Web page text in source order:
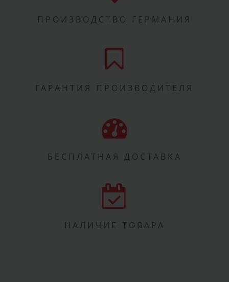
ПРОИЗВОДСТВО ГЕРМАНИЯ
ГАРАНТИЯ ПРОИЗВОДИТЕЛЯ
БЕСПЛАТНАЯ ДОСТАВКА
НАЛИЧИЕ ТОВАРА